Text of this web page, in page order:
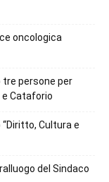
oncologica
tre persone per
Cataforio
“Diritto, Cultura e
del Sindaco